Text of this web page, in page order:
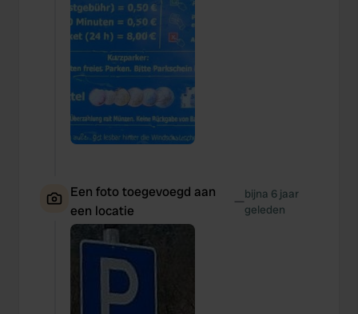
We use cookies to personalise content and ads, to
provide social media features and to analyse our traffic.
We also share information about your use of our site with
our social media, advertising and analytics partners who
may combine it with other information that you’ve
provided to them or that they’ve collected from your use
of their services.
Een foto toegevoegd aan
een locatie
—bijna 6 jaar
geleden